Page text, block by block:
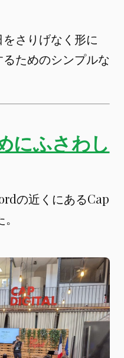
さりげなく形に
ためのシンプルな
にふさわし
の近くにあるCap